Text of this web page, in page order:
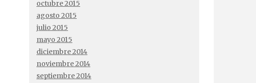
octubre 2015
agosto 2015
julio 2015
mayo 2015
diciembre 2014
noviembre 2014
septiembre 2014